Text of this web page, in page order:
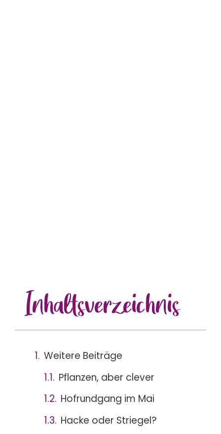
Inhaltsverzeichnis
Weitere Beiträge
Pflanzen, aber clever
Hofrundgang im Mai
Hacke oder Striegel?